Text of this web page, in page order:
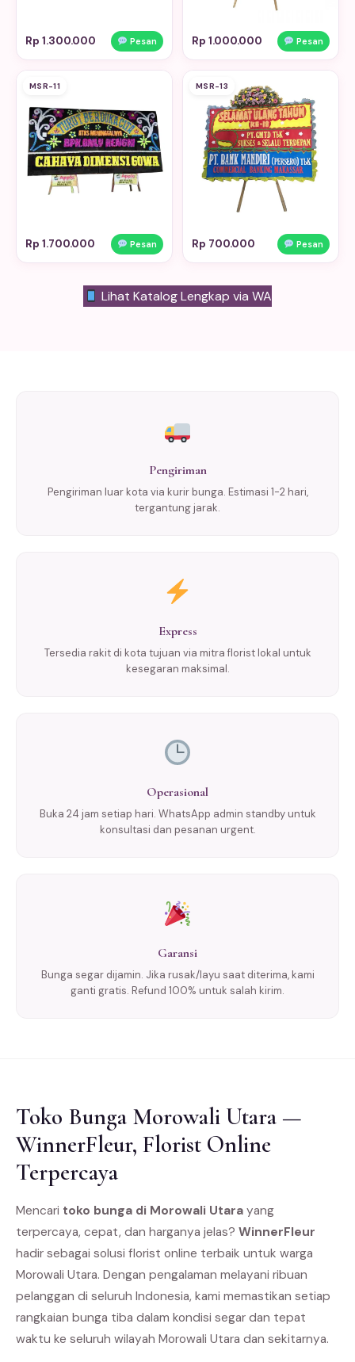
Rp 1.300.000 Pesan Rp 1.000.000 Pesan
MSR-11
Rp 1.700.000 Pesan
MSR-13
Rp 700.000 Pesan
Lihat Katalog Lengkap via WA
Pengiriman
Pengiriman luar kota via kurir bunga. Estimasi 1-2 hari,
tergantung jarak.
Express
Tersedia rakit di kota tujuan via mitra florist lokal untuk
kesegaran maksimal.
Operasional
Buka 24 jam setiap hari. WhatsApp admin standby untuk
konsultasi dan pesanan urgent.
Garansi
Bunga segar dijamin. Jika rusak/layu saat diterima, kami
ganti gratis. Refund 100% untuk salah kirim.
Toko Bunga Morowali Utara —
WinnerFleur, Florist Online
Terpercaya
Mencari toko bunga di Morowali Utara yang
terpercaya, cepat, dan harganya jelas? WinnerFleur
hadir sebagai solusi florist online terbaik untuk warga
Morowali Utara. Dengan pengalaman melayani ribuan
pelanggan di seluruh Indonesia, kami memastikan setiap
rangkaian bunga tiba dalam kondisi segar dan tepat
waktu ke seluruh wilayah Morowali Utara dan sekitarnya.